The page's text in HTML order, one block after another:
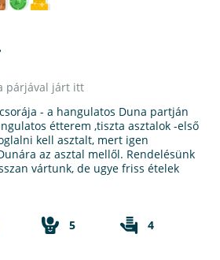
párjával járt itt
- a hangulatos Duna partján
étterem ,tiszta asztalok -első
kell asztalt, mert igen
az asztal mellől. Rendelésünk
vártunk, de ugye friss ételek
5
4